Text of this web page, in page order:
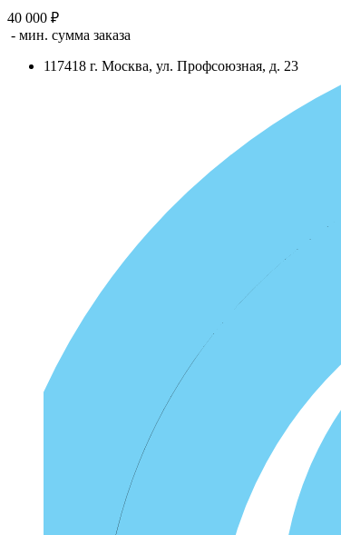
40 000 ₽
- мин. сумма заказа
117418 г. Москва, ул. Профсоюзная, д. 23